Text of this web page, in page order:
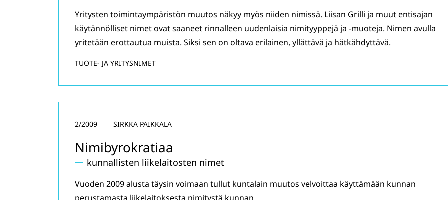
Yritysten toimintaympäristön muutos näkyy myös niiden nimissä. Liisan Grilli ja muut entisajan
käytännölliset nimet ovat saaneet rinnalleen uudenlaisia nimityyppejä ja -muoteja. Nimen avulla
yritetään erottautua muista. Siksi sen on oltava erilainen, yllättävä ja hätkähdyttävä.
TUOTE- JA YRITYSNIMET
Nimibyrokratiaa
kunnallisten liikelaitosten nimet
2/2009 SIRKKA PAIKKALA
Vuoden 2009 alusta täysin voimaan tullut kuntalain muutos velvoittaa käyttämään kunnan
perustamasta liikelaitoksesta nimitystä kunnan …